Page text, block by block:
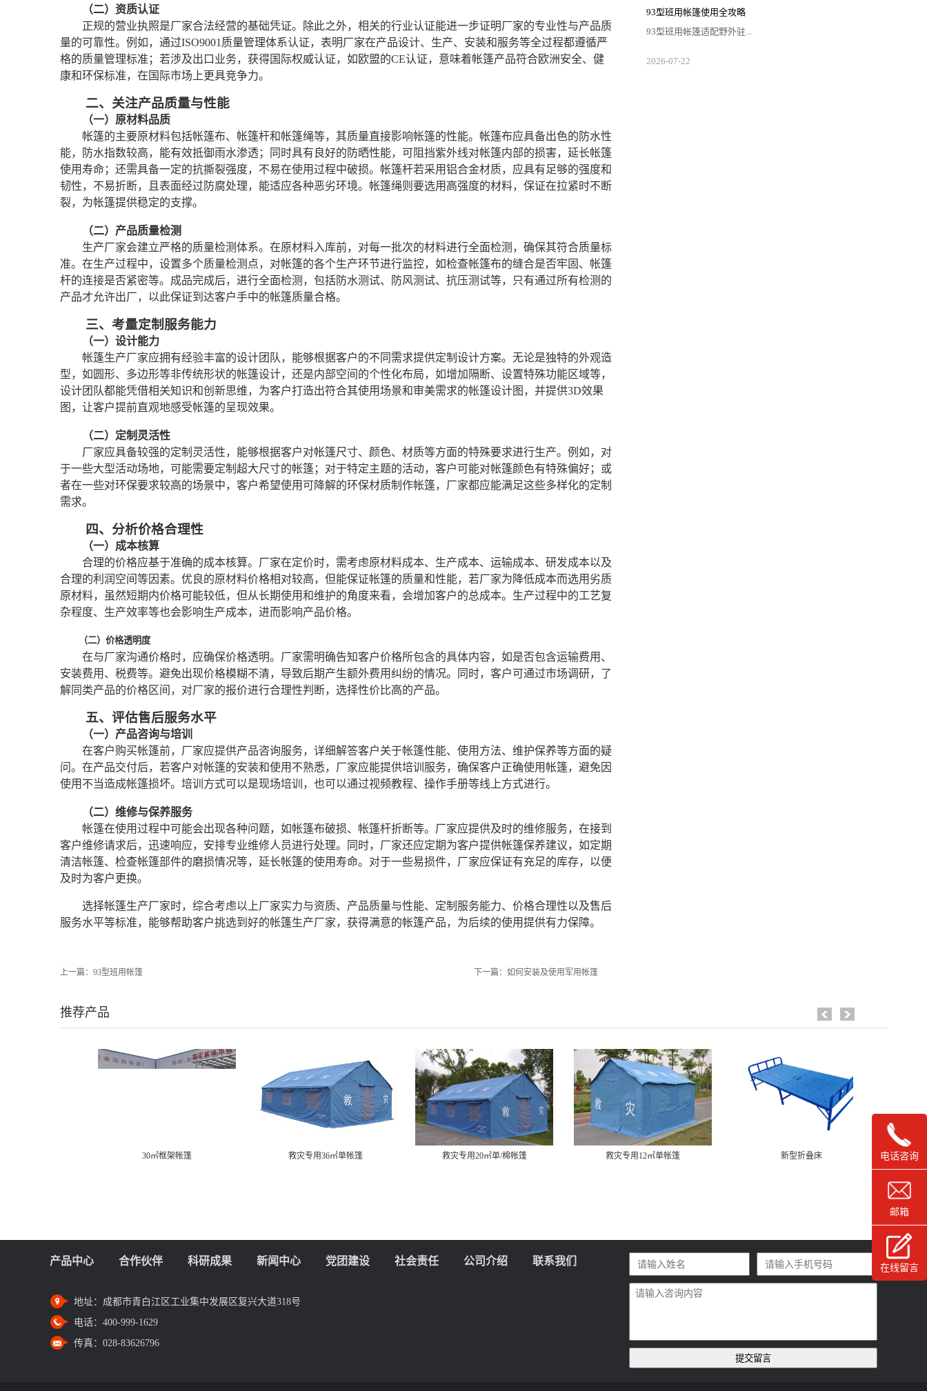
（二）资质认证
正规的营业执照是厂家合法经营的基础凭证。除此之外，相关的行业认证能进一步证明厂家的专业性与产品质
量的可靠性。例如，通过ISO9001质量管理体系认证，表明厂家在产品设计、生产、安装和服务等全过程都遵循严
格的质量管理标准；若涉及出口业务，获得国际权威认证，如欧盟的CE认证，意味着帐篷产品符合欧洲安全、健
康和环保标准，在国际市场上更具竞争力。
二、关注产品质量与性能
（一）原材料品质
帐篷的主要原材料包括帐篷布、帐篷杆和帐篷绳等，其质量直接影响帐篷的性能。帐篷布应具备出色的防水性
能，防水指数较高，能有效抵御雨水渗透；同时具有良好的防晒性能，可阻挡紫外线对帐篷内部的损害，延长帐篷
使用寿命；还需具备一定的抗撕裂强度，不易在使用过程中破损。帐篷杆若采用铝合金材质，应具有足够的强度和
韧性，不易折断，且表面经过防腐处理，能适应各种恶劣环境。帐篷绳则要选用高强度的材料，保证在拉紧时不断
裂，为帐篷提供稳定的支撑。
（二）产品质量检测
生产厂家会建立严格的质量检测体系。在原材料入库前，对每一批次的材料进行全面检测，确保其符合质量标
准。在生产过程中，设置多个质量检测点，对帐篷的各个生产环节进行监控，如检查帐篷布的缝合是否牢固、帐篷
杆的连接是否紧密等。成品完成后，进行全面检测，包括防水测试、防风测试、抗压测试等，只有通过所有检测的
产品才允许出厂，以此保证到达客户手中的帐篷质量合格。
三、考量定制服务能力
（一）设计能力
帐篷生产厂家应拥有经验丰富的设计团队，能够根据客户的不同需求提供定制设计方案。无论是独特的外观造
型，如圆形、多边形等非传统形状的帐篷设计，还是内部空间的个性化布局，如增加隔断、设置特殊功能区域等，
设计团队都能凭借相关知识和创新思维，为客户打造出符合其使用场景和审美需求的帐篷设计图，并提供3D效果
图，让客户提前直观地感受帐篷的呈现效果。
（二）定制灵活性
厂家应具备较强的定制灵活性，能够根据客户对帐篷尺寸、颜色、材质等方面的特殊要求进行生产。例如，对
于一些大型活动场地，可能需要定制超大尺寸的帐篷；对于特定主题的活动，客户可能对帐篷颜色有特殊偏好；或
者在一些对环保要求较高的场景中，客户希望使用可降解的环保材质制作帐篷，厂家都应能满足这些多样化的定制
需求。
四、分析价格合理性
（一）成本核算
合理的价格应基于准确的成本核算。厂家在定价时，需考虑原材料成本、生产成本、运输成本、研发成本以及
合理的利润空间等因素。优良的原材料价格相对较高，但能保证帐篷的质量和性能，若厂家为降低成本而选用劣质
原材料，虽然短期内价格可能较低，但从长期使用和维护的角度来看，会增加客户的总成本。生产过程中的工艺复
杂程度、生产效率等也会影响生产成本，进而影响产品价格。
（二）价格透明度
在与厂家沟通价格时，应确保价格透明。厂家需明确告知客户价格所包含的具体内容，如是否包含运输费用、
安装费用、税费等。避免出现价格模糊不清，导致后期产生额外费用纠纷的情况。同时，客户可通过市场调研，了
解同类产品的价格区间，对厂家的报价进行合理性判断，选择性价比高的产品。
五、评估售后服务水平
（一）产品咨询与培训
在客户购买帐篷前，厂家应提供产品咨询服务，详细解答客户关于帐篷性能、使用方法、维护保养等方面的疑
问。在产品交付后，若客户对帐篷的安装和使用不熟悉，厂家应能提供培训服务，确保客户正确使用帐篷，避免因
使用不当造成帐篷损坏。培训方式可以是现场培训，也可以通过视频教程、操作手册等线上方式进行。
（二）维修与保养服务
帐篷在使用过程中可能会出现各种问题，如帐篷布破损、帐篷杆折断等。厂家应提供及时的维修服务，在接到
客户维修请求后，迅速响应，安排专业维修人员进行处理。同时，厂家还应定期为客户提供帐篷保养建议，如定期
清洁帐篷、检查帐篷部件的磨损情况等，延长帐篷的使用寿命。对于一些易损件，厂家应保证有充足的库存，以便
及时为客户更换。
选择帐篷生产厂家时，综合考虑以上厂家实力与资质、产品质量与性能、定制服务能力、价格合理性以及售后
服务水平等标准，能够帮助客户挑选到好的帐篷生产厂家，获得满意的帐篷产品，为后续的使用提供有力保障。
上一篇： 93型班用帐篷 下一篇： 如何安装及使用军用帐篷
93型班用帐篷使用全攻略
93型班用帐篷适配野外驻...
2026-07-22
推荐产品
救灾专用36㎡单帐篷 救灾专用20㎡单/棉帐篷 救灾专用12㎡单帐篷 新型折叠床 60㎡折叠式网架帐篷
产品中心 合作伙伴 科研成果 新闻中心 党团建设 社会责任 公司介绍 联系我们
地址： 成都市青白江区工业集中发展区复兴大道318号
电话： 400-999-1629
传真： 028-83626796
电话咨询
邮箱
在线留言